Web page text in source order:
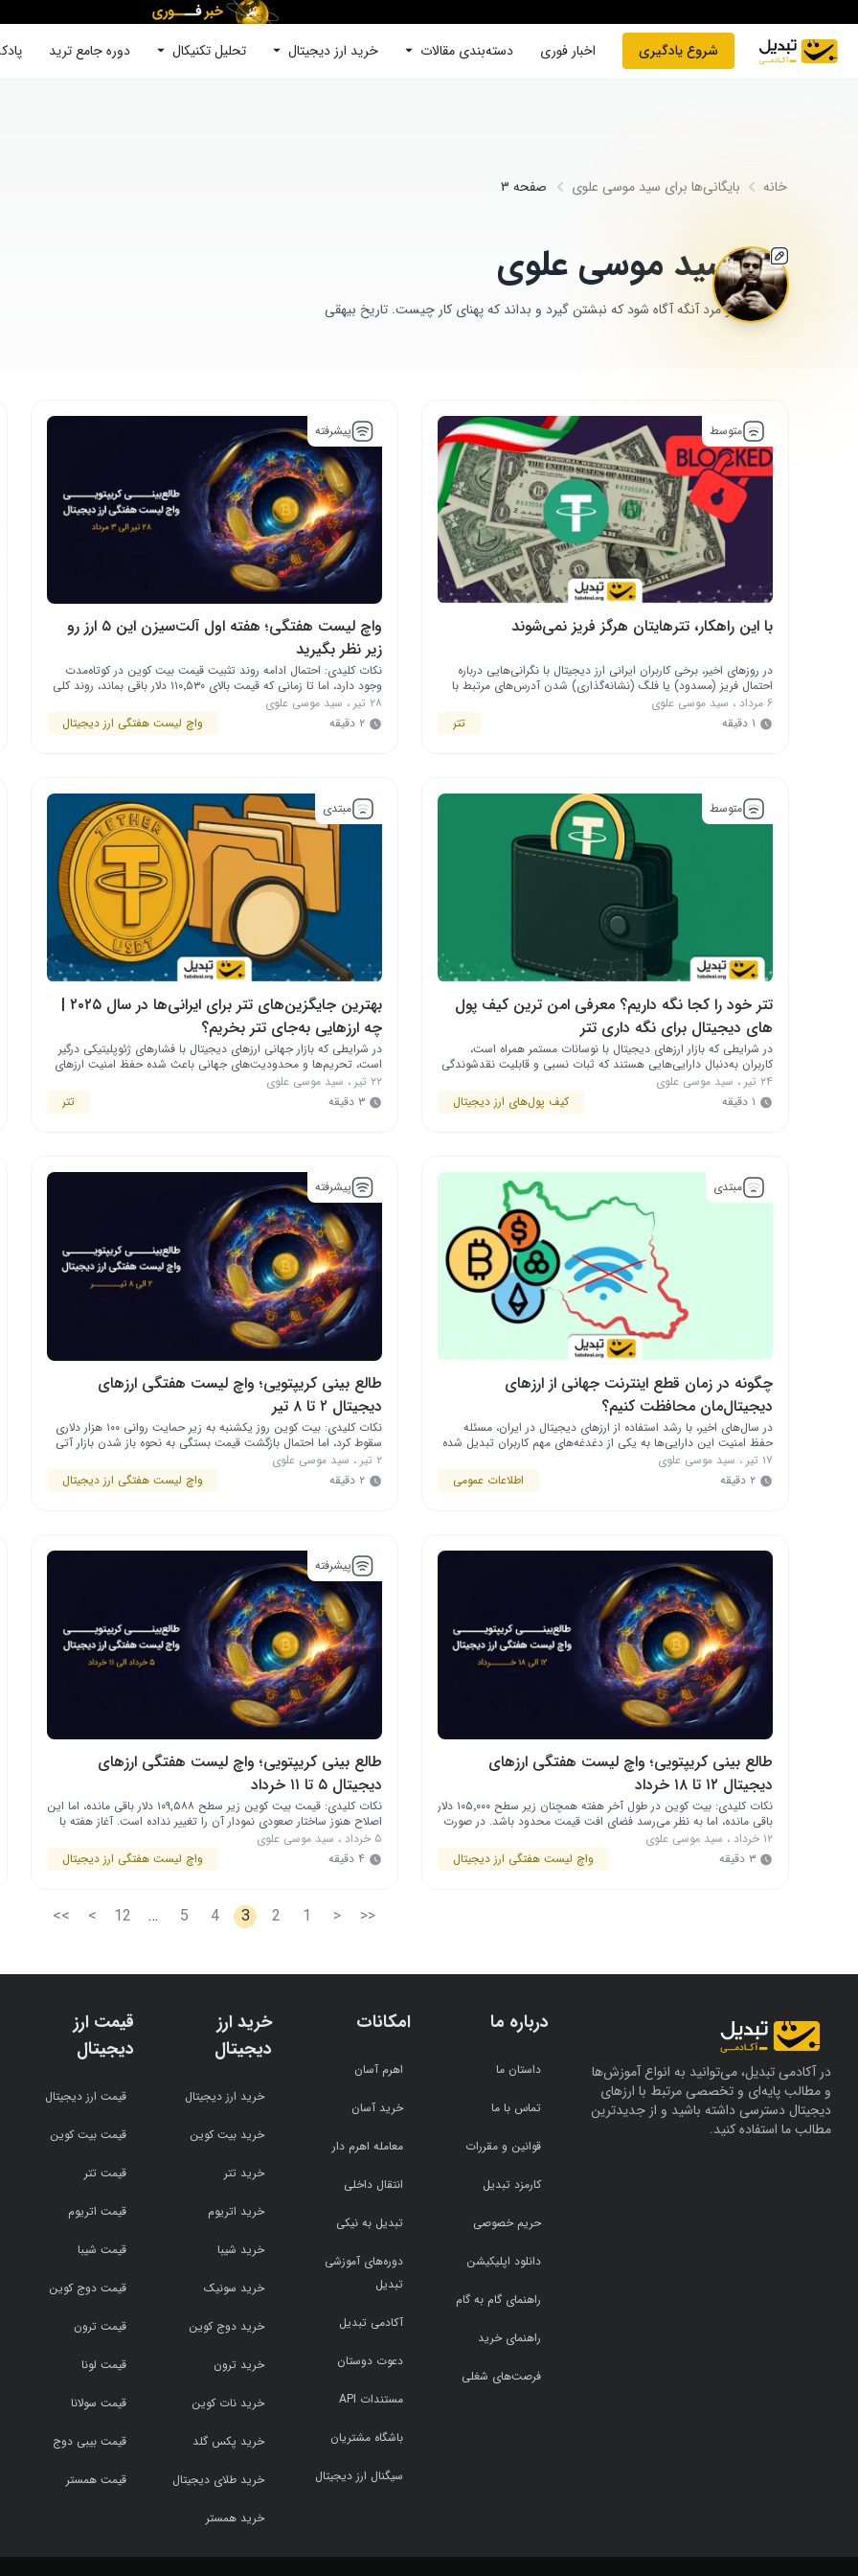
شروع یادگیری اخبار فوری دسته‌بندی مقالات خرید ارز دیجیتال تحلیل تکنیکال دوره‌ جامع ترید جستجو
خانه بایگانی‌ها برای سید موسی علوی صفحه ۳
سید موسی علوی
و مرد آنگه آگاه شود که نبشتن گیرد و بداند که پهنای کار چیست‌. تاریخ بیهقی
متوسط
با این راهکار، تترهایتان هرگز فریز نمی‌شوند
در روزهای اخیر، برخی کاربران ایرانی ارز دیجیتال با نگرانی‌هایی درباره
احتمال فریز (مسدود) یا فلگ (نشانه‌گذاری) شدن آدرس‌های مرتبط با
تتر (USDT) مواجه شده‌اند. هرچند این دغدغه‌ها در برخی موارد ناشی از
سوءبرداشت هستند، اما واقعیت این است که با توجه به متمرکز بودن ارز
دیجیتال تتر و تبعیت از قوانین آمریکا، برخی ملاحظات …
۶ مرداد ، سید موسی علوی
۱ دقیقه
تتر
پیشرفته
واچ لیست هفتگی؛ هفته اول آلت‌سیزن این ۵ ارز رو
زیر نظر بگیرید
نکات کلیدی: احتمال ادامه روند تثبیت قیمت بیت‌ کوین در کوتاه‌مدت
وجود دارد، اما تا زمانی که قیمت بالای ۱۱۰٬۵۳۰ دلار باقی بماند، روند کلی
همچنان صعودی تلقی می‌شود. نمودارهای ارزهای دیجیتال بایننس کوین،
استلار، لایت کوین و اتریوم کلاسیک نیز وضعیت مثبتی دارند. در بازار
کریپتو چه خبر است بیت ‌کوین همچنان در فاز …
۲۸ تیر ، سید موسی علوی
۲ دقیقه
واچ لیست هفتگی ارز دیجیتال
متوسط
تتر خود را کجا نگه داریم؟ معرفی امن ترین کیف پول
های دیجیتال برای نگه داری تتر
در شرایطی که بازار ارزهای دیجیتال با نوسانات مستمر همراه است،
کاربران به‌دنبال دارایی‌هایی هستند که ثبات نسبی و قابلیت نقدشوندگی
چنین نقشی را ایفا می‌کند. اما سؤال مهم اینجاست: تتر را در کجا
نگهداری کنیم که هم امن باشد و هم قابل‌دسترسی؟ …
۲۴ تیر ، سید موسی علوی
۱ دقیقه
کیف پول‌های ارز دیجیتال
مبتدی
بهترین جایگزین‌های تتر برای ایرانی‌ها در سال ۲۰۲۵ |
چه ارزهایی به‌جای تتر بخریم؟
در شرایطی که بازار جهانی ارزهای دیجیتال با فشارهای ژئوپلیتیکی درگیر
است، تحریم‌ها و محدودیت‌های جهانی باعث شده حفظ امنیت ارزهای
دیجیتال برای کاربران ایرانی اهمیت بیشتری پیدا کند. تا امروز، تتر
(USDT) یکی از محبوب‌ترین ابزارهای حفظ ارزش دلاری و انتقال دارایی
در میان کاربران ایرانی بوده، اما تحولات اخیر، نشان می‌دهد که تکیه‌ی …
۲۲ تیر ، سید موسی علوی
۳ دقیقه
تتر
مبتدی
چگونه در زمان قطع اینترنت جهانی از ارزهای
دیجیتال‌مان محافظت کنیم؟
در سال‌های اخیر، با رشد استفاده از ارزهای دیجیتال در ایران، مسئله‌
حفظ امنیت این دارایی‌ها به یکی از دغدغه‌های مهم کاربران تبدیل شده
است؛ به‌خصوص وقتی احتمال اختلال یا قطع اینترنت جهانی مطرح
می‌شود. اگر شما هم نگران این موضوع هستید، این راهنما برای شماست.
در این متن، با زبان ساده و کاربردی به …
۱۷ تیر ، سید موسی علوی
۲ دقیقه
اطلاعات عمومی
پیشرفته
طالع بینی کریپتویی؛ واچ لیست هفتگی ارزهای
دیجیتال ۲ تا ۸ تیر
نکات کلیدی: بیت ‌کوین روز یکشنبه به زیر حمایت روانی ۱۰۰ هزار دلاری
سقوط کرد، اما احتمال بازگشت قیمت بستگی به نحوه باز شدن بازار آتی
(XRP)، سولانا (SOL) و هایپرلیکویید (HYPE) نیز به زیر سطوح حمایتی
خود سقوط کنند. در بازار کریپتو چه …
۲ تیر ، سید موسی علوی
۲ دقیقه
واچ لیست هفتگی ارز دیجیتال
طالع بینی کریپتویی؛ واچ لیست هفتگی ارزهای
دیجیتال ۱۲ تا ۱۸ خرداد
نکات کلیدی: بیت ‌کوین در طول آخر هفته همچنان زیر سطح ۱۰۵٬۰۰۰ دلار
باقی مانده، اما به نظر می‌رسد فضای افت قیمت محدود باشد. در صورت
در اتریوم، هایپرلیکویید، بیت تنسور و کوانت نیز وجود دارد. در بازار
کریپتو چه خبر است؟ بیت‌ …
۱۲ خرداد ، سید موسی علوی
۳ دقیقه
واچ لیست هفتگی ارز دیجیتال
پیشرفته
طالع بینی کریپتویی؛ واچ لیست هفتگی ارزهای
دیجیتال ۵ تا ۱۱ خرداد
نکات کلیدی: قیمت بیت‌ کوین زیر سطح ۱۰۹,۵۸۸ دلار باقی مانده، اما این
اصلاح هنوز ساختار صعودی نمودار آن را تغییر نداده است. آغاز هفته با
XMR، AAVE و WLD شود. از بازار کریپتو چه خبر قیمت بیت ‌کوین
(BTC) در تعطیلات آخر هفته و …
۵ خرداد ، سید موسی علوی
۴ دقیقه
واچ لیست هفتگی ارز دیجیتال
<<
<
1
2
3
4
5
…
12
>
>>
در آکادمی تبدیل، می‌توانید به انواع آموزش‌ها
و مطالب پایه‌ای و تخصصی مرتبط با ارزهای
دیجیتال دسترسی داشته باشید و از جدیدترین
مطالب ما استفاده کنید.
درباره ما
داستان ما
تماس با ما
قوانین و مقررات
کارمزد تبدیل
حریم خصوصی
دانلود اپلیکیشن
راهنمای گام به گام
راهنمای خرید
فرصت‌های شغلی
امکانات
اهرم آسان
خرید آسان
معامله اهرم دار
انتقال داخلی
تبدیل به نیکی
دوره‌های آموزشی
تبدیل
آکادمی تبدیل
دعوت دوستان
مستندات API
باشگاه مشتریان
سیگنال ارز دیجیتال
خرید ارز
دیجیتال
خرید ارز دیجیتال
خرید بیت کوین
خرید تتر
خرید اتریوم
خرید شیبا
خرید سونیک
خرید دوج کوین
خرید ترون
خرید نات کوین
خرید پکس گلد
خرید طلای دیجیتال
خرید همستر
قیمت ارز
دیجیتال
قیمت ارز دیجیتال
قیمت بیت کوین
قیمت تتر
قیمت اتریوم
قیمت شیبا
قیمت دوج کوین
قیمت ترون
قیمت لونا
قیمت سولانا
قیمت بیبی دوج
قیمت همستر